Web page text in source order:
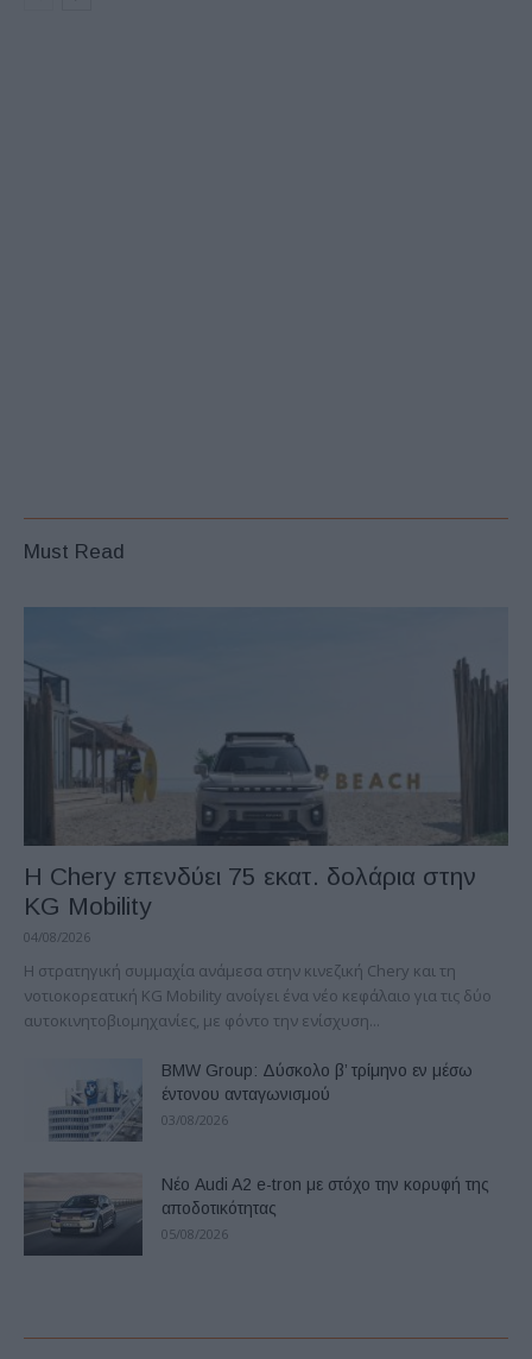
Must Read
Η Chery επενδύει 75 εκατ. δολάρια στην
KG Mobility
04/08/2026
H στρατηγική συμμαχία ανάμεσα στην κινεζική Chery και τη
νοτιοκορεατική KG Mobility ανοίγει ένα νέο κεφάλαιο για τις δύο
αυτοκινητοβιομηχανίες, με φόντο την ενίσχυση...
BMW Group: Δύσκολο β’ τρίμηνο εν μέσω
έντονου ανταγωνισμού
03/08/2026
Νέο Audi A2 e-tron με στόχο την κορυφή της
αποδοτικότητας
05/08/2026